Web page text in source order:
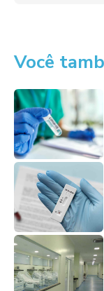
Você